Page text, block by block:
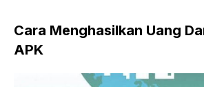
Cara Menghasilkan Uang
APK